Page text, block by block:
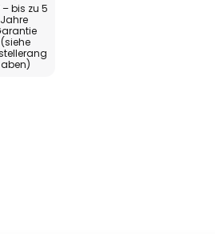
– bis zu 5
Jahre
(siehe
aben)